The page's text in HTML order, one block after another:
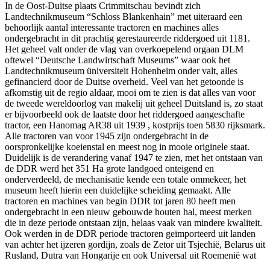
In de Oost-Duitse plaats Crimmitschau bevindt zich
Landtechnikmuseum “Schloss Blankenhain” met uiteraard een
behoorlijk aantal interessante tractoren en machines alles
ondergebracht in dit prachtig gerestaureerde riddergoed uit 1181.
Het geheel valt onder de vlag van overkoepelend orgaan DLM
oftewel “Deutsche Landwirtschaft Museums” waar ook het
Landtechnikmuseum üniversiteit Hohenheim onder valt, alles
gefinancierd door de Duitse overheid. Veel van het getoonde is
afkomstig uit de regio aldaar, mooi om te zien is dat alles van voor
de tweede wereldoorlog van makelij uit geheel Duitsland is, zo staat
er bijvoorbeeld ook de laatste door het riddergoed aangeschafte
tractor, een Hanomag AR38 uit 1939 , kostprijs toen 5830 rijksmark.
Alle tractoren van voor 1945 zijn ondergebracht in de
oorspronkelijke koeienstal en meest nog in mooie originele staat.
Duidelijk is de verandering vanaf 1947 te zien, met het ontstaan van
de DDR werd het 351 Ha grote landgoed onteigend en
onderverdeeld, de mechanisatie kende een totale ommekeer, het
museum heeft hierin een duidelijke scheiding gemaakt. Alle
tractoren en machines van begin DDR tot jaren 80 heeft men
ondergebracht in een nieuw gebouwde houten hal, meest merken
die in deze periode ontstaan zijn, helaas vaak van mindere kwaliteit.
Ook werden in de DDR periode tractoren geïmporteerd uit landen
van achter het ijzeren gordijn, zoals de Zetor uit Tsjechië, Belarus uit
Rusland, Dutra van Hongarije en ook Universal uit Roemenië wat